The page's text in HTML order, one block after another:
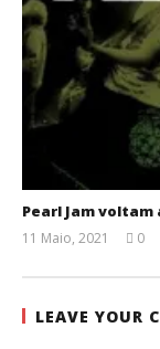
Pearl Jam
11 Maio, 2021
0
LEAVE YOUR